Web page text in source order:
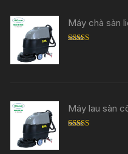
Máy chà sàn
Máy lau sàn